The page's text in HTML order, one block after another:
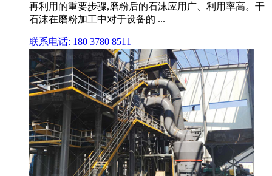
再利用的重要步骤,磨粉后的石沫应用广、利用率高。干
石沫在磨粉加工中对于设备的 ...
联系电话: 180 3780 8511